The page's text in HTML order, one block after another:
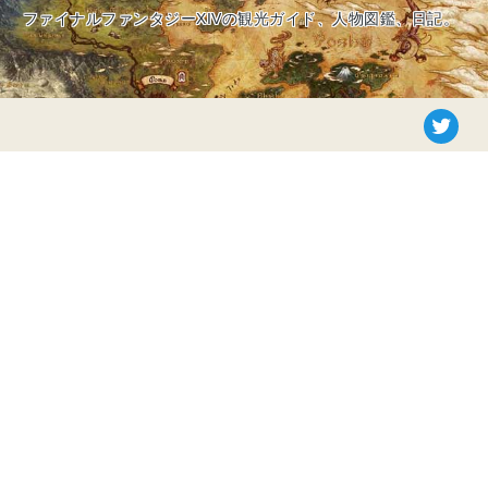
ファイナルファンタジーXIVの観光ガイド、人物図鑑、日記。